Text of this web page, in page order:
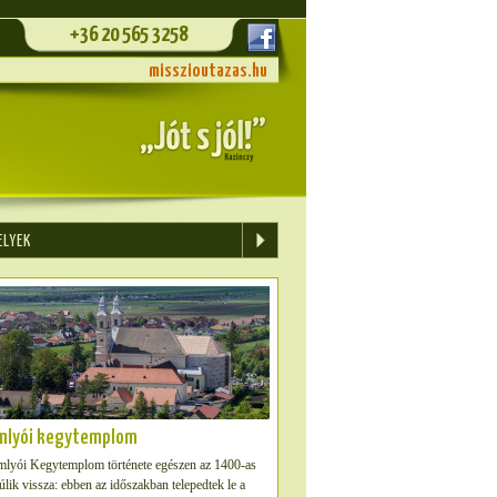
+36 20 565 3258
misszioutazas.hu
kegytemplom
Kegytemplom története egészen az 1400-as
vissza: ebben az időszakban telepedtek le a